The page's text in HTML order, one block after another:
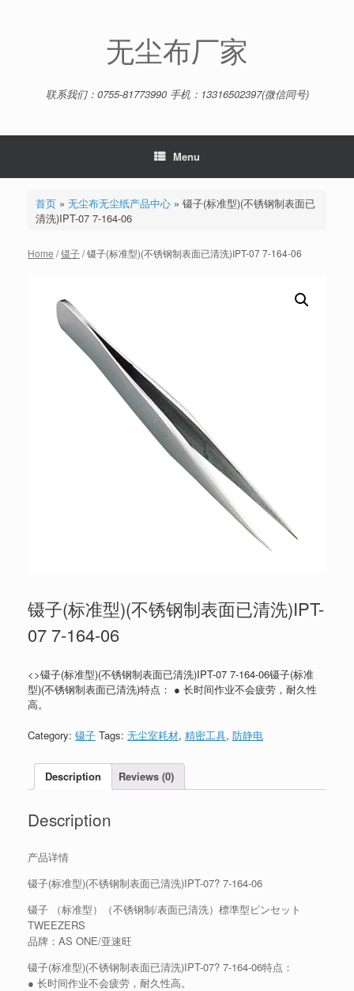
无尘布厂家
联系我们：0755-81773990 手机：13316502397(微信同号)
Menu
首页» 无尘布无尘纸产品中心» 镊子(标准型)(不锈钢制表面已
清洗)IPT-07 7-164-06
Home /镊子/ 镊子(标准型)(不锈钢制表面已清洗)IPT-07 7-164-06
镊子(标准型)(不锈钢制表面已清洗)IPT-
07 7-164-06
<>镊子(标准型)(不锈钢制表面已清洗)IPT-07 7-164-06镊子(标准
型)(不锈钢制表面已清洗)特点： ● 长时间作业不会疲劳，耐久性
高。
Category: 镊子 Tags: 无尘室耗材, 精密工具, 防静电
Description Reviews (0)
Description
产品详情
镊子(标准型)(不锈钢制表面已清洗)IPT-07? 7-164-06
镊子 （标准型）（不锈钢制/表面已清洗）標準型ピンセット
TWEEZERS
品牌：AS ONE/亚速旺
镊子(标准型)(不锈钢制表面已清洗)IPT-07? 7-164-06特点：
● 长时间作业不会疲劳，耐久性高。